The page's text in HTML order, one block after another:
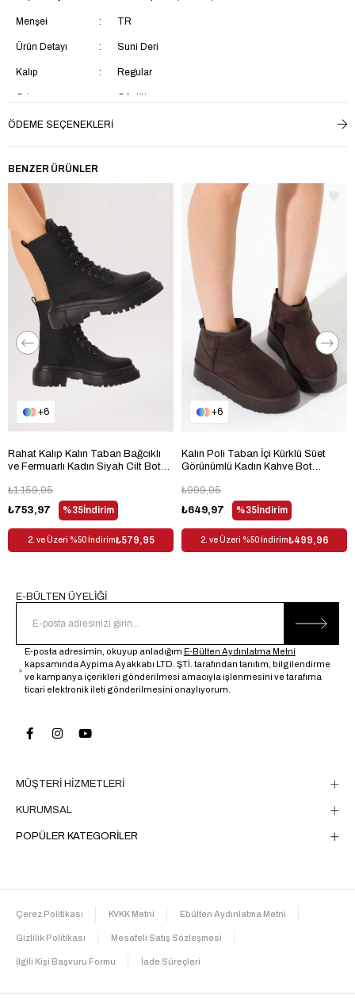
Menşei TR
Ürün Detayı Suni Deri
Kalıp Regular
Ortam Günlük
Kumaş Teknolojisi
Saya Materyali Suni Deri
İç Taban Materyali
Ek Özellik Ek Özellik Mevcut Değil
Astar Materyali
Yaş Grubu Yetişkin
Topuk Tipi Kalın Topuklu
Bağlama Şekli
Materyal Suni Deri
Taban Teknolojisi Termo Taban
Trendyol
Dış Materyal Suni Deri
Desen
Sezon
Cinsiyet Kadın
ÖDEME SEÇENEKLERI
BENZER ÜRÜNLER
6
Rahat Kalıp Kalın Taban Bağcıklı
ve Fermuarlı Kadın Siyah Cilt Bot
%35İndirim
₺753,97
₺1.159,95
2. ve Üzeri %50 İndirim₺579,95
6
Kalın Poli Taban İçi Kürklü Süet
Görünümlü Kadın Kahve Bot
%35İndirim
₺649,97
₺999,95
2. ve Üzeri %50 İndirim₺499,96
MÜŞTERİ HİZMETLERİ
KURUMSAL
POPÜLER KATEGORİLER
E-BÜLTEN ÜYELİĞİ
E-posta adresimin, okuyup anladığım E-Bülten Aydınlatma Metni
kapsamında Aypima Ayakkabı LTD. ŞTİ. tarafından tanıtım, bilgilendirme
ve kampanya içerikleri gönderilmesi amacıyla işlenmesini ve tarafıma
ticari elektronik ileti gönderilmesini onaylıyorum.
Çerez Politikası KVKK Metni Ebülten Aydınlatma Metni
Gizlilik Politikası Mesafeli Satış Sözleşmesi
İlgili Kişi Başvuru Formu İade Süreçleri